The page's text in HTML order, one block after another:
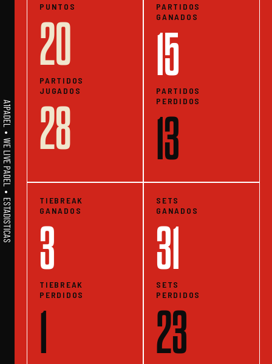
A1PADEL • WE LIVE PADEL • ESTADISTICAS
PUNTOS
20
PARTIDOS
JUGADOS
28
PARTIDOS
GANADOS
15
PARTIDOS
PERDIDOS
13
TIEBREAK
GANADOS
3
TIEBREAK
PERDIDOS
1
SETS
GANADOS
31
SETS
PERDIDOS
23